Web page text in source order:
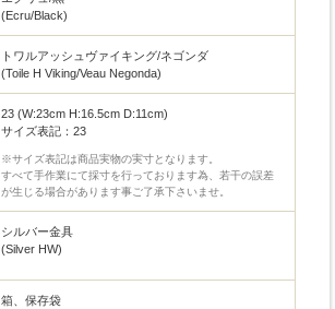
(Ecru/Black)
トワルアッシュヴァイキング/ネゴンダ
(Toile H Viking/Veau Negonda)
23 (W:23cm H:16.5cm D:11cm)
サイズ表記：23
※サイズ表記は商品実物の実寸となります。
すべて手作業にて採寸を行っております為、若干の誤差
が生じる場合があります事ご了承下さいませ。
シルバー金具
(Silver HW)
箱、保存袋